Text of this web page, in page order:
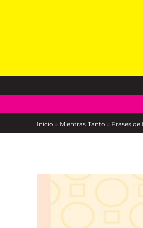
Inicio » Mientras Tanto » Frases